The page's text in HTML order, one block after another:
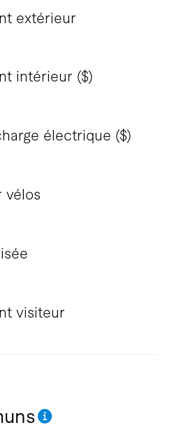
extérieur
intérieur ($)
électrique ($)
vélos
visiteur